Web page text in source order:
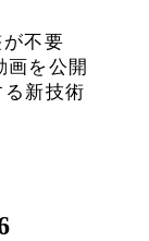
不要
を公開
新技術